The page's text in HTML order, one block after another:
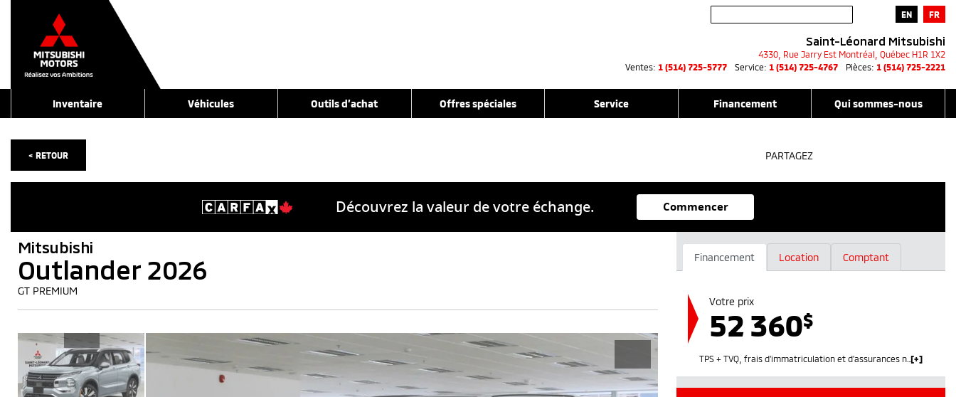
EN FR
Saint-Léonard Mitsubishi
4330, Rue Jarry Est Montréal Québec H1R 1X2
Ventes: 1 (514) 725-5777 Service: 1 (514) 725-4767 Pièces: 1 (514) 725-2221
Inventaire Véhicules Outils d’achat Offres spéciales Service Financement Qui sommes-nous
< RETOUR PARTAGEZ
Découvrez la valeur de votre échange. Commencer
Mitsubishi
Outlander 2026
GT PREMIUM
Financement Location Comptant
Votre prix
52 360$
TPS + TVQ, frais d'immatriculation et d'assurances non inclus.